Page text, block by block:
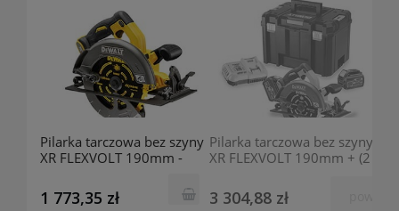
Pilarka tarczowa bez szyny
XR FLEXVOLT 190mm -
ładowarki DCS575N
DeWalt
1 773,35 zł
Pilarka tarczowa bez szyny
XR FLEXVOLT 190mm + (2
+ TSTAK) DCS575T2
DeWalt
3 304,88 zł